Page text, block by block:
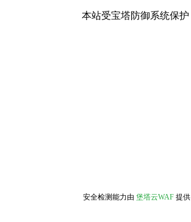
本站受宝塔防御系统保护
安全检测能力由 堡塔云WAF 提供